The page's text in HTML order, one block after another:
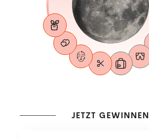
JETZT GEWINNEN